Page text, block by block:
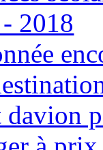
2018